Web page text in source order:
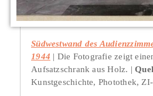
Südwestwand des
1944
Die Fotografie zeigt
Aufsatzschrank aus Holz.
Kunstgeschichte, Photothek,